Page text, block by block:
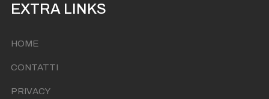
EXTRA LINKS
HOME
CONTATTI
PRIVACY